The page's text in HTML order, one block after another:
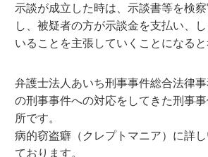
示談が成立した時は、示談書等を検
し、被疑者の方が示談金を支払い、
いることを主張していくことになると
弁護士法人あいち刑事事件総合法律
の刑事事件への対応をしてきた刑事
所です。
病的窃盗癖（クレプトマニア）に詳
ております。